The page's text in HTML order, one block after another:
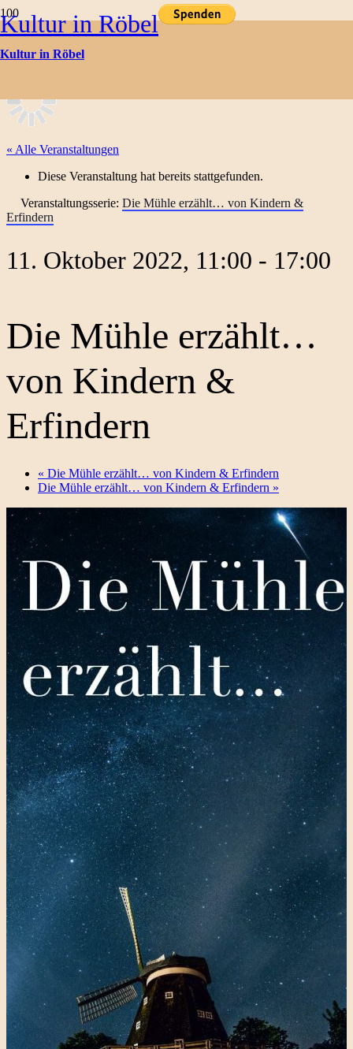
Kultur in Röbel
Kultur in Röbel
Kulturtermine
« Alle Veranstaltungen
Diese Veranstaltung hat bereits stattgefunden.
Veranstaltungsserie: Die Mühle erzählt… von Kindern &
Erfindern
11. Oktober 2022, 11:00 - 17:00
Die Mühle erzählt…
von Kindern &
Erfindern
« Die Mühle erzählt… von Kindern & Erfindern
Die Mühle erzählt… von Kindern & Erfindern »